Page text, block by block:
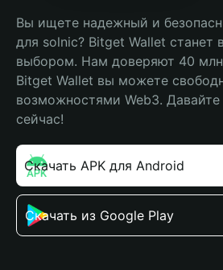
Вы ищете надежный и
для solnic? Bitget Wallet
выбором. Нам доверяют 40 млн
Bitget Wallet вы можете
возможностями Web3.
сейчас!
Скачать APK для Android
Скачать из Google Play